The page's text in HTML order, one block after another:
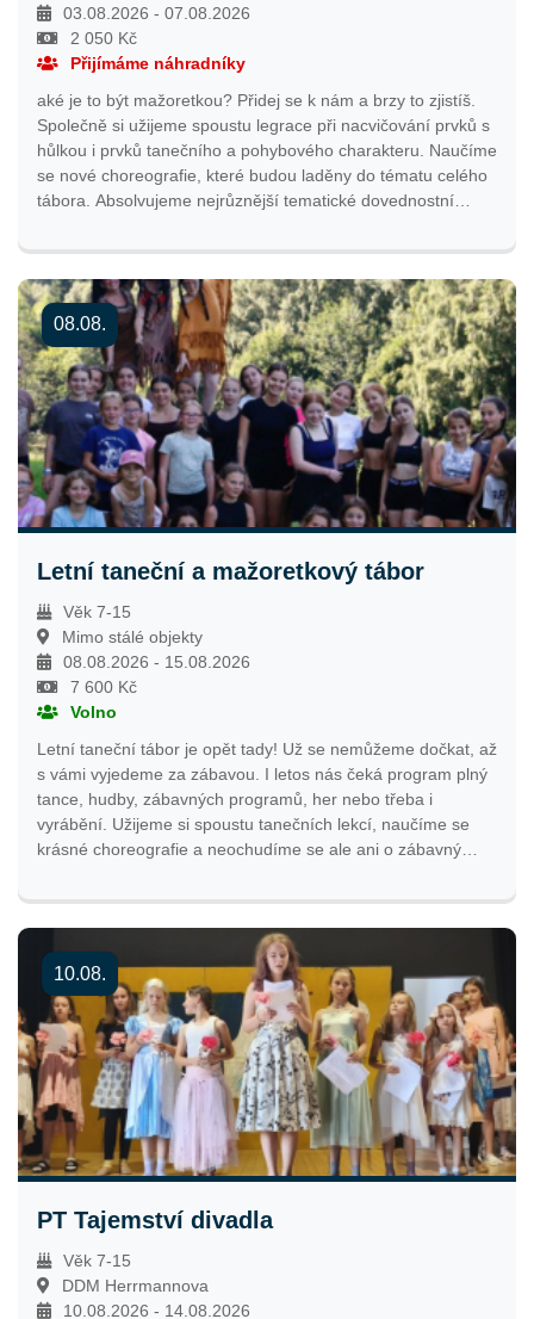
03.08.2026 - 07.08.2026
2 050 Kč
Přijímáme náhradníky
aké je to být mažoretkou? Přidej se k nám a brzy to zjistíš.
Společně si užijeme spoustu legrace při nacvičování prvků s
hůlkou i prvků tanečního a pohybového charakteru. Naučíme
se nové choreografie, které budou laděny do tématu celého
tábora. Absolvujeme nejrůznější tematické dovednostní
si zpestříme drobnou výtvarnou činností a vyrazíme i za
jinými volnočasovými aktivitami. Týdenní program bude
zakončen vystoupením pro rodiče, kterým ukážeme, co jsme
se za pár dní stihli naučit. Uvítáme naše stávající mažoretky,
ale i všechny nováčky. Více podrobností najdete v
informačním e-mailu, který bude odeslán nejpozději týden
před začátkem tábora. Předpokládaná cena tábora
nepřesáhne částku 2300,-Kč
08.08.
Letní taneční a mažoretkový tábor
Věk 7-15
Mimo stálé objekty
08.08.2026 - 15.08.2026
7 600 Kč
Volno
Letní taneční tábor je opět tady! Už se nemůžeme dočkat, až
s vámi vyjedeme za zábavou. I letos nás čeká program plný
tance, hudby, zábavných programů, her nebo třeba i
vyrábění. Užijeme si spoustu tanečních lekcí, naučíme se
krásné choreografie a neochudíme se ale ani o zábavný
i na krásné výlety nebo závěrečné vystoupení pro rodiče,
které završí naši celotýdenní snahu. Budeme si užívat
krásného horského vzduchu a neskutečných výhledů.
Ubytovaní budeme v Bělohradské chatě ve Studenově, která
se nachází nad Rokytnicí nad Jizerou.
10.08.
PT Tajemství divadla
Věk 7-15
DDM Herrmannova
10.08.2026 - 14.08.2026